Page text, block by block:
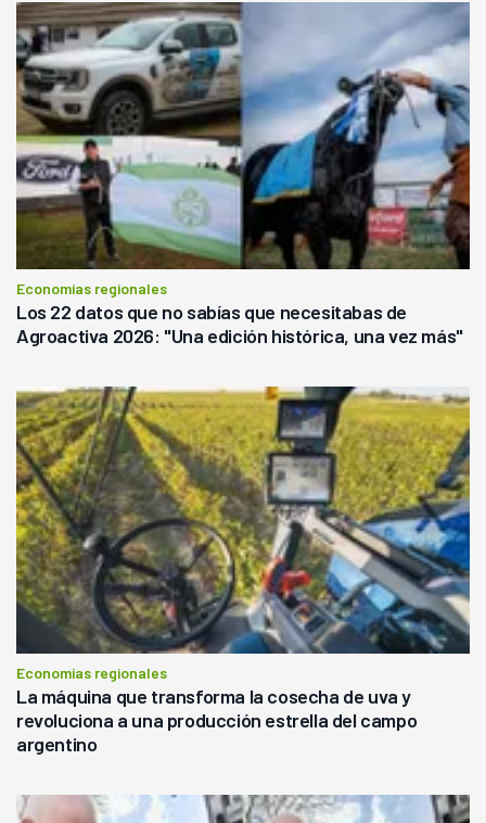
Economías regionales
Los 22 datos que no sabías que necesitabas de
Agroactiva 2026: "Una edición histórica, una vez más"
Economías regionales
La máquina que transforma la cosecha de uva y
revoluciona a una producción estrella del campo
argentino